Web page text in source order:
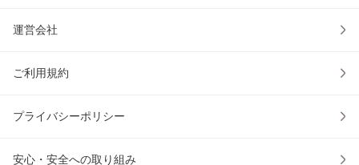
運営会社
ご利用規約
プライバシーポリシー
安心・安全への取り組み